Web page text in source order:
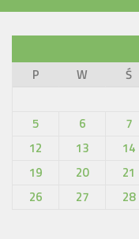
P
W Ś
5
6 7
12
13 14
19
20 21
26
27 28